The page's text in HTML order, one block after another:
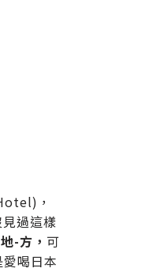
，
過這樣
-方， 可
喝日本